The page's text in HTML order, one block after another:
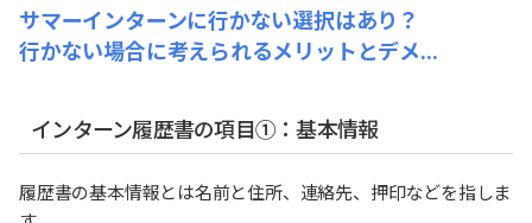
サマーインターンに行かない選択はあり？
行かない場合に考えられるメリットとデメ...
インターン履歴書の項目①：基本情報
履歴書の基本情報とは名前と住所、連絡先、押印などを指しま